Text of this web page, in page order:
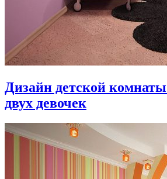
Дизайн детской
двух девочек